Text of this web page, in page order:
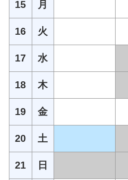
15 月
16 火
17 水
18 木
19 金
20 土
21 日